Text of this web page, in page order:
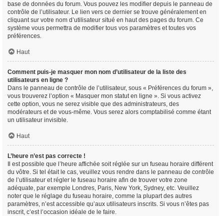
base de données du forum. Vous pouvez les modifier depuis le panneau de
contrôle de l’utilisateur. Le lien vers ce dernier se trouve généralement en
cliquant sur votre nom d’utilisateur situé en haut des pages du forum. Ce
système vous permettra de modifier tous vos paramètres et toutes vos
préférences.
Haut
Comment puis-je masquer mon nom d’utilisateur de la liste des
utilisateurs en ligne ?
Dans le panneau de contrôle de l’utilisateur, sous « Préférences du forum »,
vous trouverez l’option « Masquer mon statut en ligne ». Si vous activez
cette option, vous ne serez visible que des administrateurs, des
modérateurs et de vous-même. Vous serez alors comptabilisé comme étant
un utilisateur invisible.
Haut
L’heure n’est pas correcte !
Il est possible que l’heure affichée soit réglée sur un fuseau horaire différent
du vôtre. Si tel était le cas, veuillez vous rendre dans le panneau de contrôle
de l’utilisateur et régler le fuseau horaire afin de trouver votre zone
adéquate, par exemple Londres, Paris, New York, Sydney, etc. Veuillez
noter que le réglage du fuseau horaire, comme la plupart des autres
paramètres, n’est accessible qu’aux utilisateurs inscrits. Si vous n’êtes pas
inscrit, c’est l’occasion idéale de le faire.